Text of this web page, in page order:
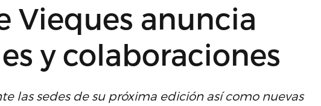
Vieques anuncia
y colaboraciones
las sedes de su próxima edición así como nuevas